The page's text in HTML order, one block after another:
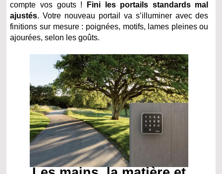
compte vos gouts !
Fini les portails standards mal
ajustés. Votre nouveau portail va s’illuminer avec des
finitions sur mesure : poignées, motifs, lames pleines ou
ajourées, selon les goûts.